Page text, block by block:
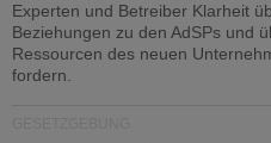
Experten und Betreiber Klarheit
Beziehungen zu den AdSPs und
Ressourcen des neuen
fordern.